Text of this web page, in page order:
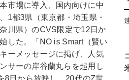
市場に導入、国内向けに中
1都3県（東京都・埼玉県・
川県）のCVS限定で12日か
した。「NO is Smart（賢い
ーメッセージに掲げ、人気
サーの岸谷蘭丸らを起用し
8日から放映し、20代のZ世